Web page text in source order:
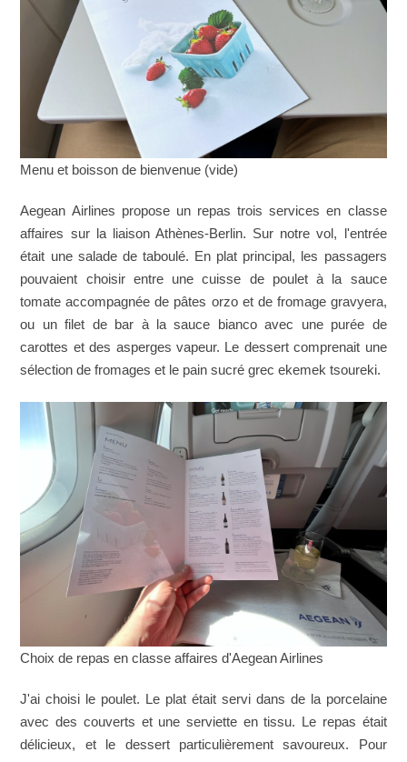
Menu et boisson de bienvenue (vide)
Aegean Airlines propose un repas trois services en classe
affaires sur la liaison Athènes-Berlin. Sur notre vol, l'entrée
était une salade de taboulé. En plat principal, les passagers
pouvaient choisir entre une cuisse de poulet à la sauce
tomate accompagnée de pâtes orzo et de fromage gravyera,
ou un filet de bar à la sauce bianco avec une purée de
carottes et des asperges vapeur. Le dessert comprenait une
sélection de fromages et le pain sucré grec ekemek tsoureki.
Choix de repas en classe affaires d'Aegean Airlines
J'ai choisi le poulet. Le plat était servi dans de la porcelaine
avec des couverts et une serviette en tissu. Le repas était
délicieux, et le dessert particulièrement savoureux. Pour